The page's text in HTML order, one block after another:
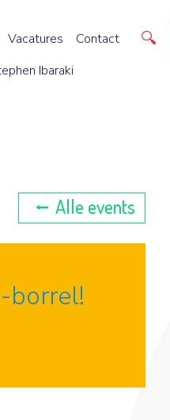
Ibaraki
Vacatures Contact
Alle events
borrel!